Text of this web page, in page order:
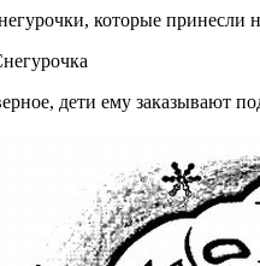
которые принесли
дети ему заказывают